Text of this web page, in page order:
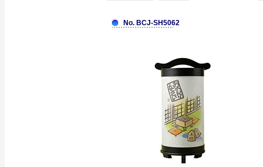
No. BCJ-SH5062